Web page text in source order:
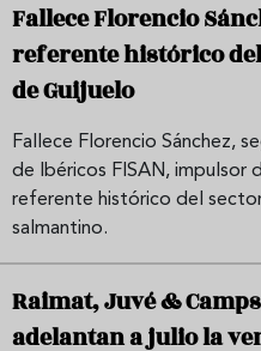
Fallece Florencio
referente histórico
de Guijuelo
Fallece Florencio Sánchez,
de Ibéricos FISAN, impulsor
referente histórico del
salmantino.
Raimat, Juvé &
adelantan a julio la